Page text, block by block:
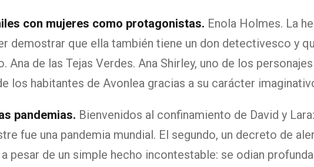
con mujeres como protagonistas. Enola Holmes. La
demostrar que ella también tiene un don detectivesco y
Ana de las Tejas Verdes. Ana Shirley, uno de los
los habitantes de Avonlea gracias a su carácter
pandemias. Bienvenidos al confinamiento de David y
fue una pandemia mundial. El segundo, un decreto de
pesar de un simple hecho incontestable: se odian